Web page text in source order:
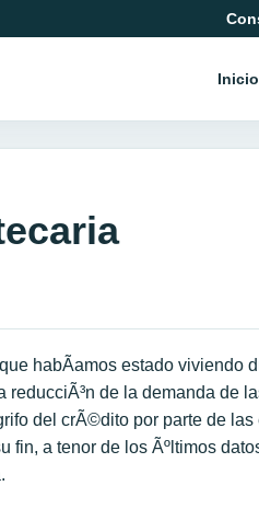
Inicio
que habÃ­amos estado viviendo
reducciÃ³n de la demanda de
del crÃ©dito por parte de las
fin, a tenor de los Ãºltimos